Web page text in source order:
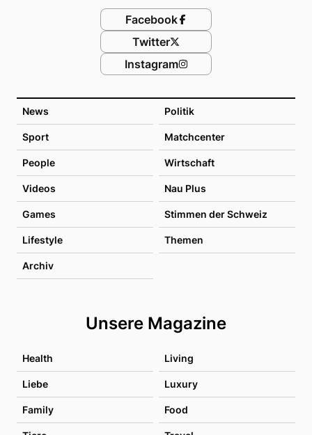
News Politik
Sport Matchcenter
People Wirtschaft
Videos Nau Plus
Games Stimmen der Schweiz
Lifestyle Themen
Archiv
Unsere Magazine
Health Living
Liebe Luxury
Family Food
Facebook
Twitter
Instagram